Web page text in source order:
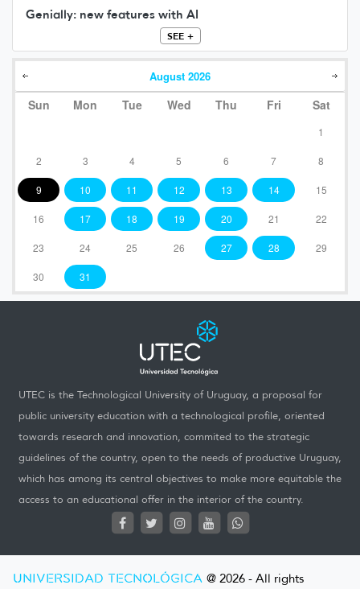
Genially: new features with AI
SEE +
August 2026
Sun Mon Tue Wed Thu Fri Sat
1
2 3 4 5 6 7 8
9 10 11 12 13 14 15
16 17 18 19 20 21 22
23 24 25 26 27 28 29
30 31
UTEC is the Technological University of Uruguay, a proposal for
public university education with a technological profile, oriented
towards research and innovation, commited to the strategic
guidelines of the country, open to the needs of productive Uruguay,
which has among its central objectives to make more equitable the
access to an educational offer in the interior of the country.
UNIVERSIDAD TECNOLÓGICA @ 2026 - All rights